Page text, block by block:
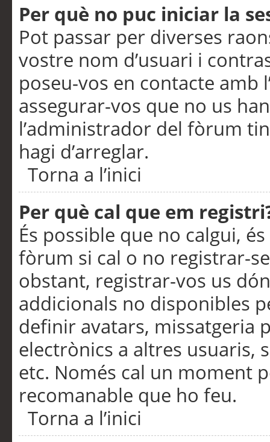
Per què no puc iniciar la
Pot passar per diverses
vostre nom d’usuari i
poseu-vos en contacte
assegurar-vos que no us
l’administrador del fòrum
hagi d’arreglar.
Torna a l’inici
Per què cal que em
És possible que no calgui,
fòrum si cal o no registrar-
obstant, registrar-vos us
addicionals no disponibles
definir avatars, missatgeria
electrònics a altres usuaris,
etc. Només cal un moment
recomanable que ho feu.
Torna a l’inici